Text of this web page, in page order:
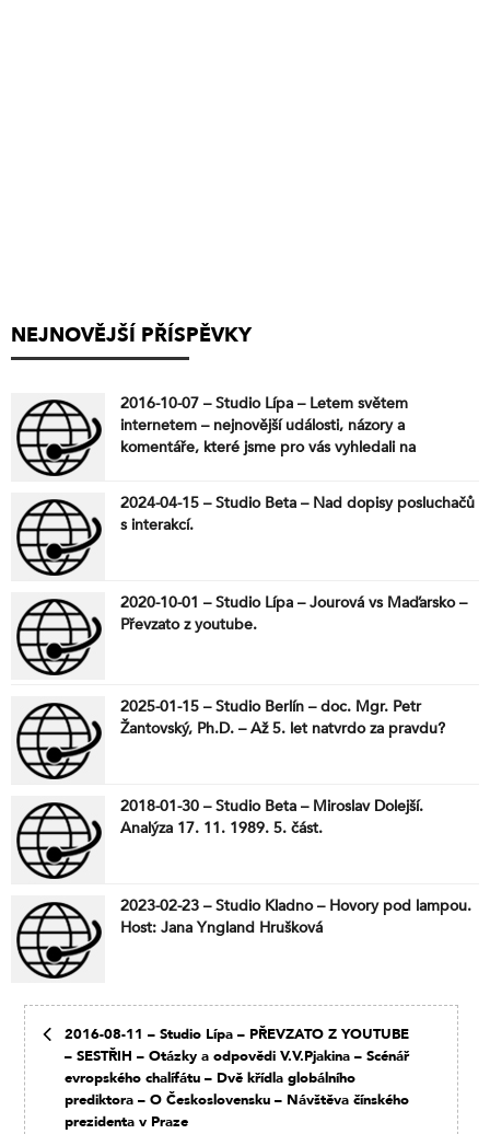
NEJNOVĚJŠÍ PŘÍSPĚVKY
2016-10-07 – Studio Lípa – Letem světem
internetem – nejnovější události, názory a
komentáře, které jsme pro vás vyhledali na
2024-04-15 – Studio Beta – Nad dopisy posluchačů
s interakcí.
2020-10-01 – Studio Lípa – Jourová vs Maďarsko –
Převzato z youtube.
2025-01-15 – Studio Berlín – doc. Mgr. Petr
Žantovský, Ph.D. – Až 5. let natvrdo za pravdu?
2018-01-30 – Studio Beta – Miroslav Dolejší.
Analýza 17. 11. 1989. 5. část.
2023-02-23 – Studio Kladno – Hovory pod lampou.
Host: Jana Yngland Hrušková
2016-08-11 – Studio Lípa – PŘEVZATO Z YOUTUBE
– SESTŘIH – Otázky a odpovědi V.V.Pjakina – Scénář
evropského chalífátu – Dvě křídla globálního
prediktora – O Československu – Návštěva čínského
prezidenta v Praze